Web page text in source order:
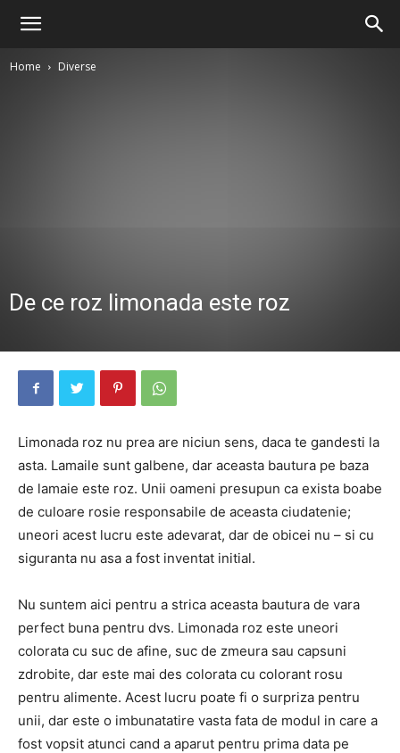
Home Diverse
De ce roz limonada este roz
Limonada roz nu prea are niciun sens, daca te gandesti la
asta. Lamaile sunt galbene, dar aceasta bautura pe baza
de lamaie este roz. Unii oameni presupun ca exista boabe
de culoare rosie responsabile de aceasta ciudatenie;
uneori acest lucru este adevarat, dar de obicei nu – si cu
siguranta nu asa a fost inventat initial.
Nu suntem aici pentru a strica aceasta bautura de vara
perfect buna pentru dvs. Limonada roz este uneori
colorata cu suc de afine, suc de zmeura sau capsuni
zdrobite, dar este mai des colorata cu colorant rosu
pentru alimente. Acest lucru poate fi o surpriza pentru
unii, dar este o imbunatatire vasta fata de modul in care a
fost vopsit atunci cand a aparut pentru prima data pe